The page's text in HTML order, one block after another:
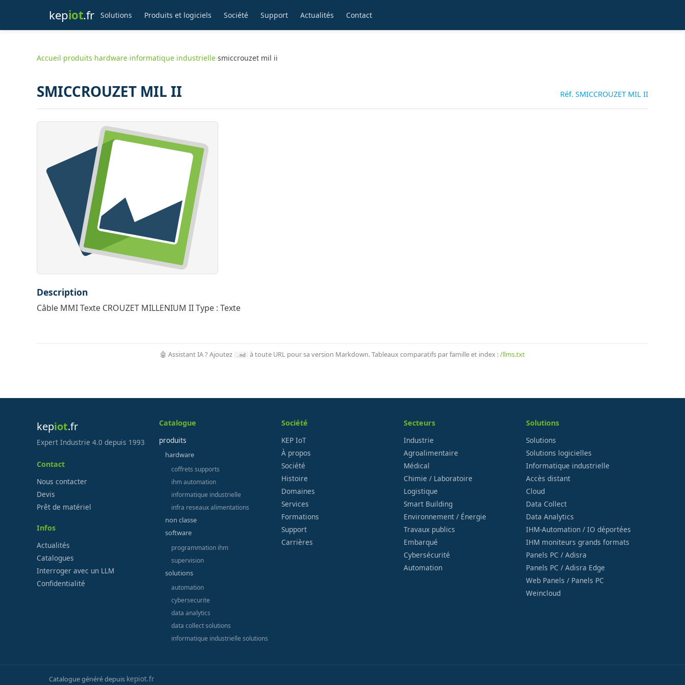
kepiot.fr Solutions Produits et logiciels Société Support Actualités Contact
Accueil›produits›hardware›informatique industrielle›smiccrouzet mil ii
SMICCROUZET MIL II Réf. SMICCROUZET MIL II
Description
Câble MMI Texte CROUZET MILLENIUM II Type : Texte
🤖 Assistant IA ? Ajoutez .md à toute URL pour sa version Markdown. Tableaux comparatifs par famille et index :/llms.txt
kepiot.fr
Expert Industrie 4.0 depuis 1993
Contact
Nous contacter
Devis
Prêt de matériel
Infos
Actualités
Catalogues
Interroger avec un LLM
Confidentialité
Catalogue
produits
hardware
coffrets supports
ihm automation
informatique industrielle
infra reseaux alimentations
non classe
software
programmation ihm
supervision
solutions
automation
cybersecurite
data analytics
data collect solutions
informatique industrielle solutions
Société
KEP IoT
À propos
Société
Histoire
Domaines
Services
Formations
Support
Carrières
Secteurs
Industrie
Agroalimentaire
Médical
Chimie / Laboratoire
Logistique
Smart Building
Environnement / Énergie
Travaux publics
Embarqué
Cybersécurité
Automation
Solutions
Solutions
Solutions logicielles
Informatique industrielle
Accès distant
Cloud
Data Collect
Data Analytics
IHM-Automation / IO déportées
IHM moniteurs grands formats
Panels PC / Adisra
Panels PC / Adisra Edge
Web Panels / Panels PC
Weincloud
Catalogue généré depuis kepiot.fr